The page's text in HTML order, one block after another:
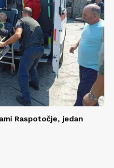
Raspotočje, jedan